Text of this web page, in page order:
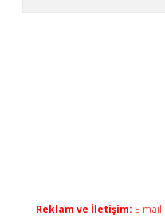
Reklam ve İletişim: E-mail: